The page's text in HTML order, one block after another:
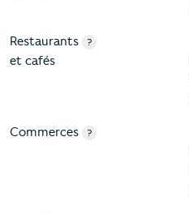
Restaurants
et cafés
?
Commerces ?